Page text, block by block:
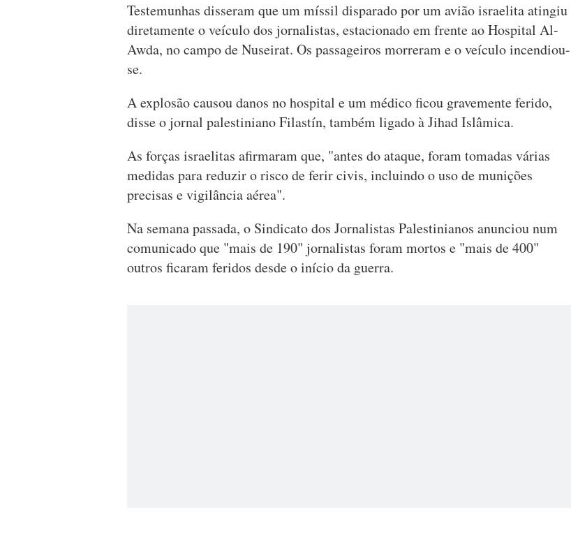
Testemunhas disseram que um míssil disparado por um avião israelita atingiu
diretamente o veículo dos jornalistas, estacionado em frente ao Hospital Al-
Awda, no campo de Nuseirat. Os passageiros morreram e o veículo incendiou-
se.
A explosão causou danos no hospital e um médico ficou gravemente ferido,
disse o jornal palestiniano Filastín, também ligado à Jihad Islâmica.
As forças israelitas afirmaram que, "antes do ataque, foram tomadas várias
medidas para reduzir o risco de ferir civis, incluindo o uso de munições
precisas e vigilância aérea".
Na semana passada, o Sindicato dos Jornalistas Palestinianos anunciou num
comunicado que "mais de 190" jornalistas foram mortos e "mais de 400"
outros ficaram feridos desde o início da guerra.